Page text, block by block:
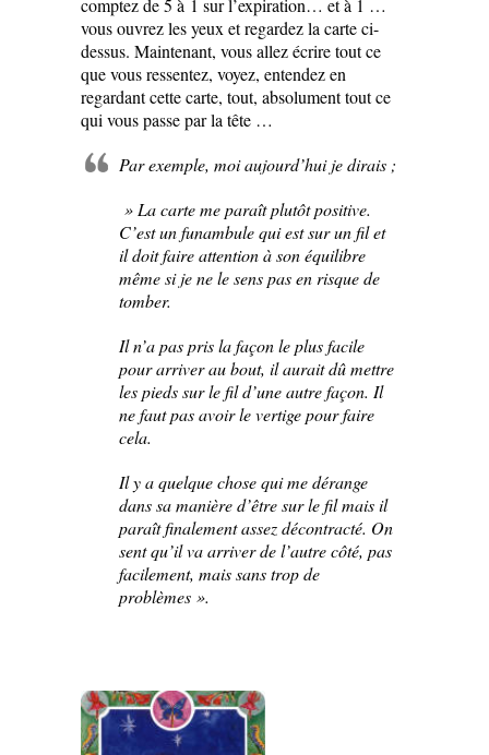
comptez de 5 à 1 sur l’expiration… et à 1 …
vous ouvrez les yeux et regardez la carte ci-
dessus. Maintenant, vous allez écrire tout ce
que vous ressentez, voyez, entendez en
regardant cette carte, tout, absolument tout ce
qui vous passe par la tête …
Par exemple, moi aujourd’hui je dirais ;
» La carte me paraît plutôt positive.
C’est un funambule qui est sur un fil et
il doit faire attention à son équilibre
même si je ne le sens pas en risque de
tomber.
Il n’a pas pris la façon le plus facile
pour arriver au bout, il aurait dû mettre
les pieds sur le fil d’une autre façon. Il
ne faut pas avoir le vertige pour faire
cela.
Il y a quelque chose qui me dérange
dans sa manière d’être sur le fil mais il
paraît finalement assez décontracté. On
sent qu’il va arriver de l’autre côté, pas
facilement, mais sans trop de
problèmes ».